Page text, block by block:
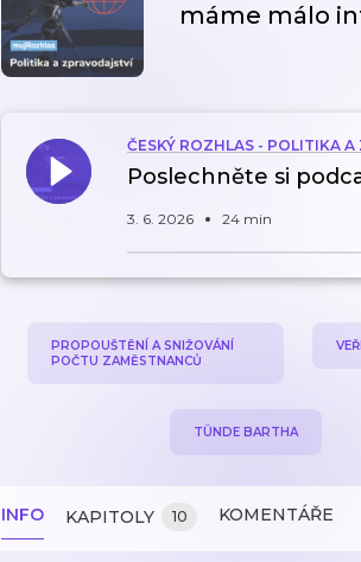
máme málo
ČESKÝ ROZHLAS - POLITIKA
Poslechněte si
3. 6. 2026 24 min
PROPOUŠTĚNÍ A SNIŽOVÁNÍ
POČTU ZAMĚSTNANCŮ
TÜNDE BARTHA
INFO KAPITOLY 10 KOMENTÁŘE